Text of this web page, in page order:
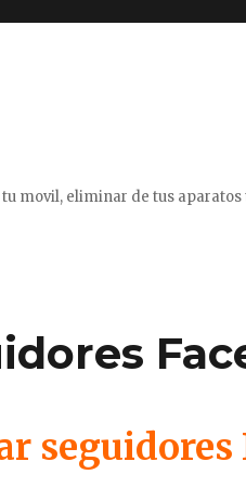
movil, eliminar de tus
seguidores